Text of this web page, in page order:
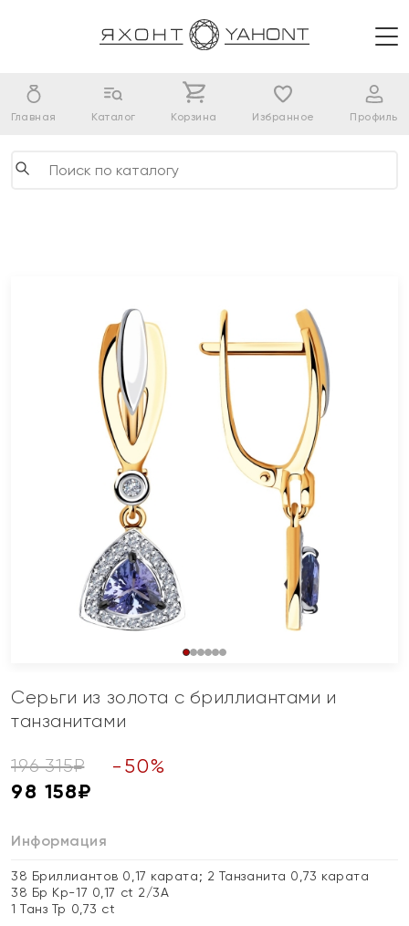
Главная Каталог Корзина Избранное Профиль
Серьги из золота с бриллиантами и
танзанитами
196 315₽ - 50%
98 158₽
Информация
38 Бриллиантов 0,17 карата; 2 Танзанита 0,73 карата
38 Бр Кр-17 0,17 ct 2/3А
1 Танз Тр 0,73 ct